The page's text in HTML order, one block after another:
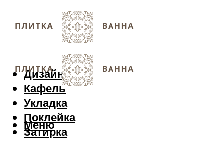
Дизайн
Кафель
Укладка
Поклейка
Затирка
Меню